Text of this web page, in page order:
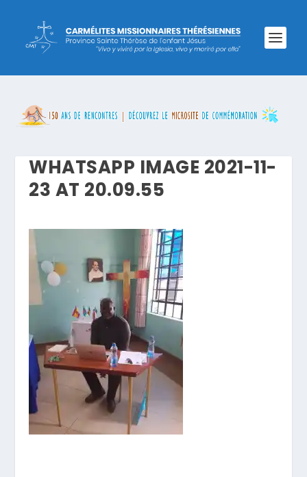
WHATSAPP IMAGE 2021-11-
23 AT 20.09.55